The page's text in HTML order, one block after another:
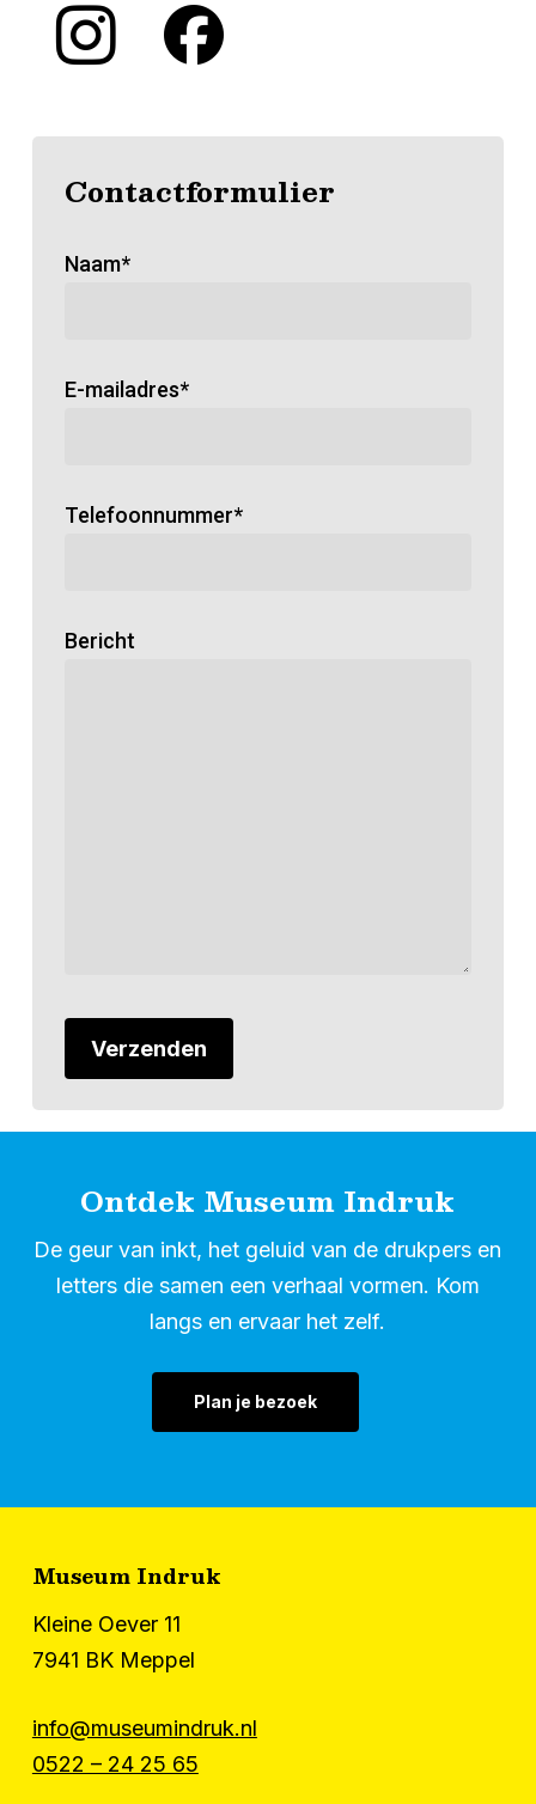
Contactformulier
Naam*
E-mailadres*
Telefoonnummer*
Bericht
Ontdek Museum Indruk
De geur van inkt, het geluid van de drukpers en
letters die samen een verhaal vormen. Kom
langs en ervaar het zelf.
Plan je bezoek
Museum Indruk
Kleine Oever 11
7941 BK Meppel
info@museumindruk.nl
0522 – 24 25 65